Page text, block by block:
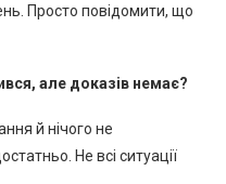
Просто повідомити, що
але доказів немає?
й нічого не
Не всі ситуації